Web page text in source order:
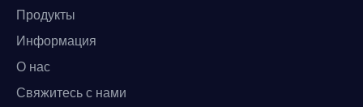
Продукты
Информация
О нас
Свяжитесь с нами